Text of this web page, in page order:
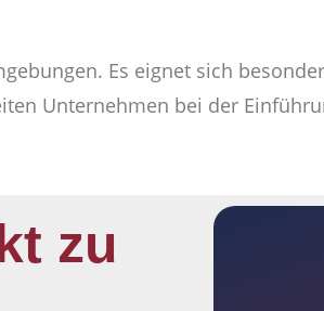
Es eignet sich
Unternehmen bei der
zu